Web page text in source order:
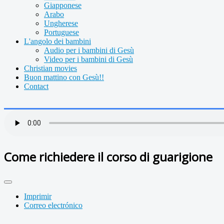
Giapponese
Arabo
Ungherese
Portuguese
L'angolo dei bambini
Audio per i bambini di Gesù
Video per i bambini di Gesù
Christian movies
Buon mattino con Gesù!!
Contact
Come richiedere il corso di guarigione
Imprimir
Correo electrónico